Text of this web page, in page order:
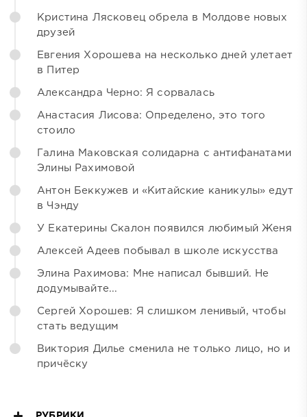
Кристина Лясковец обрела в Молдове новых
друзей
Евгения Хорошева на несколько дней улетает
в Питер
Александра Черно: Я сорвалась
Анастасия Лисова: Определено, это того
стоило
Галина Маковская солидарна с антифанатами
Элины Рахимовой
Антон Беккужев и «Китайские каникулы» едут
в Чэнду
У Екатерины Скалон появился любимый Женя
Алексей Адеев побывал в школе искусства
Элина Рахимова: Мне написал бывший. Не
додумывайте...
Сергей Хорошев: Я слишком ленивый, чтобы
стать ведущим
Виктория Дилье сменила не только лицо, но и
причёску